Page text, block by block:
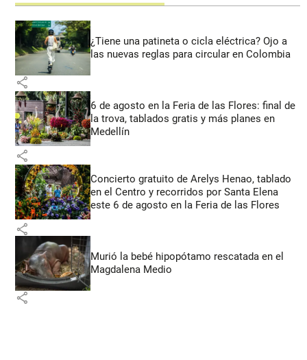
¿Tiene una patineta o cicla eléctrica? Ojo a
las nuevas reglas para circular en Colombia
share
6 de agosto en la Feria de las Flores: final de
la trova, tablados gratis y más planes en
Medellín
share
Concierto gratuito de Arelys Henao, tablado
en el Centro y recorridos por Santa Elena
este 6 de agosto en la Feria de las Flores
share
Murió la bebé hipopótamo rescatada en el
Magdalena Medio
share